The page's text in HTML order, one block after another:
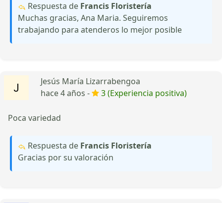
Respuesta de Francis Floristería
Muchas gracias, Ana Maria. Seguiremos
trabajando para atenderos lo mejor posible
Jesús María Lizarrabengoa
hace 4 años -
3 (Experiencia positiva)
Poca variedad
Respuesta de Francis Floristería
Gracias por su valoración